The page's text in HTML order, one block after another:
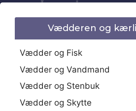
Vædderen og
Vædder og Fisk
Vædder og Vandmand
Vædder og Stenbuk
Vædder og Skytte